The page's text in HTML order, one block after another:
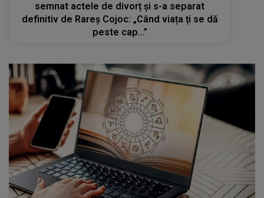
semnat actele de divorț și s-a separat
definitiv de Rareș Cojoc: „Când viața ți se dă
peste cap...”